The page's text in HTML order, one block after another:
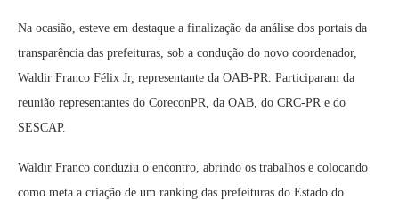
Na ocasião, esteve em destaque a finalização da análise dos portais da
transparência das prefeituras, sob a condução do novo coordenador,
Waldir Franco Félix Jr, representante da OAB-PR. Participaram da
reunião representantes do CoreconPR, da OAB, do CRC-PR e do
SESCAP.
Waldir Franco conduziu o encontro, abrindo os trabalhos e colocando
como meta a criação de um ranking das prefeituras do Estado do